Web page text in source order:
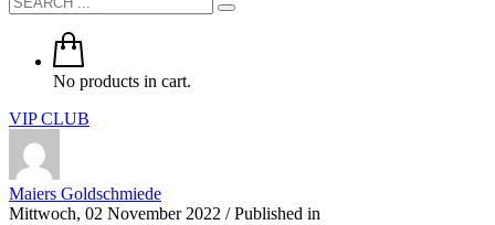
No products in cart.
VIP CLUB
Maiers Goldschmiede
Mittwoch, 02 November 2022 /Published in